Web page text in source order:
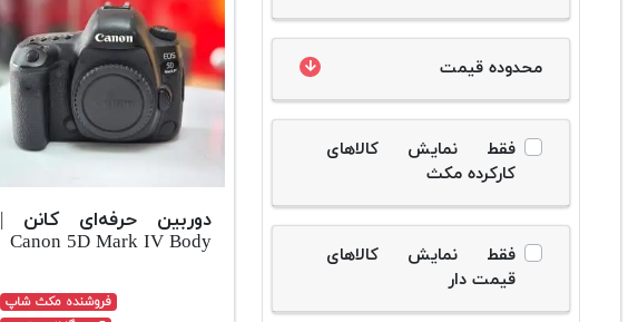
محدوده قیمت
فقط نمایش کالاهای
کارکرده مکث
فقط نمایش کالاهای
قیمت دار
دوربین حرفه‌ای کانن |
Canon 5D Mark IV Body
فروشنده مکث شاپ